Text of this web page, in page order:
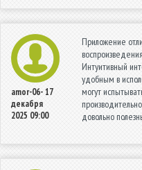
amor-06-17
декабря
2025 09:00
Приложение
Интуитивный
удобным в
могут
довольно